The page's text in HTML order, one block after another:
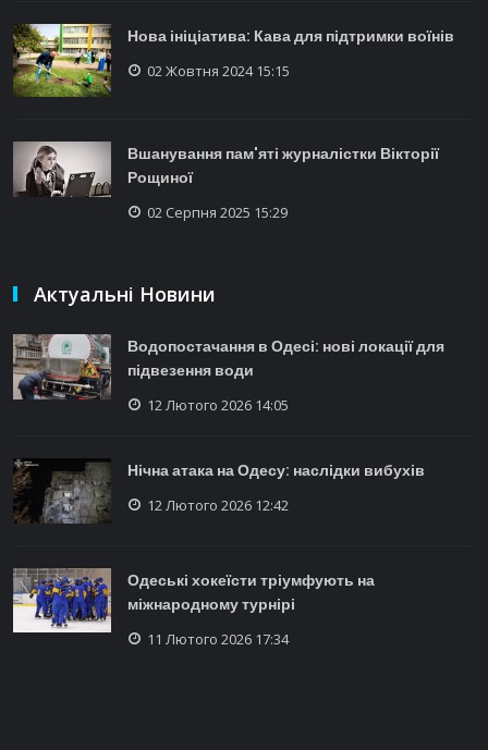
Нова ініціатива: Кава для підтримки воїнів
02 Жовтня 2024 15:15
Вшанування пам'яті журналістки Вікторії
Рощиної
02 Серпня 2025 15:29
Актуальні Новини
Водопостачання в Одесі: нові локації для
підвезення води
12 Лютого 2026 14:05
Нічна атака на Одесу: наслідки вибухів
12 Лютого 2026 12:42
Одеські хокеїсти тріумфують на
міжнародному турнірі
11 Лютого 2026 17:34